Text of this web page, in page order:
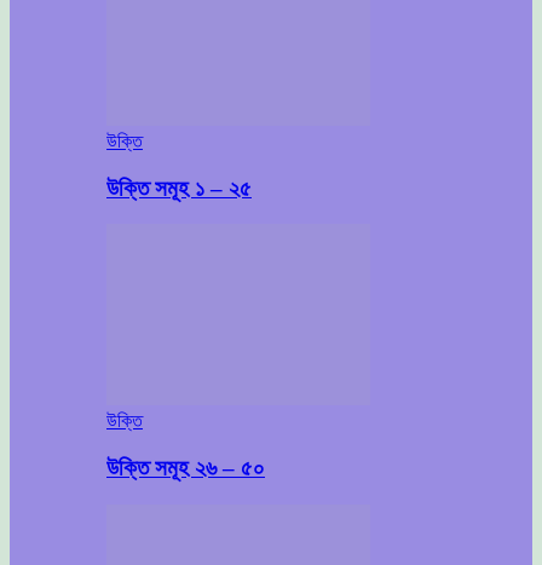
উক্তি
উক্তি সমূহ ১ – ২৫
উক্তি
উক্তি সমূহ ২৬ – ৫০